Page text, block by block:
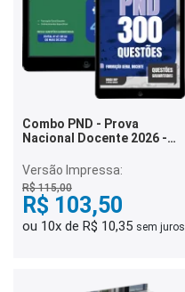
Combo PND - Prova
Nacional Docente 2026 -
Versão Impressa:
R$ 115,00
R$ 103,50
ou 10x de R$ 10,35 sem juros